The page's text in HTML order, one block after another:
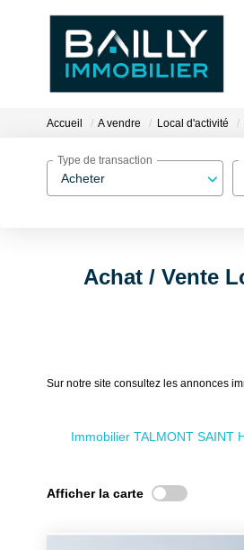
Accueil A vendre Local d'activité
Acheter
Type de transaction
Achat / Vente
Sur notre site consultez les annonces
Immobilier TALMONT SAINT
Afficher la carte